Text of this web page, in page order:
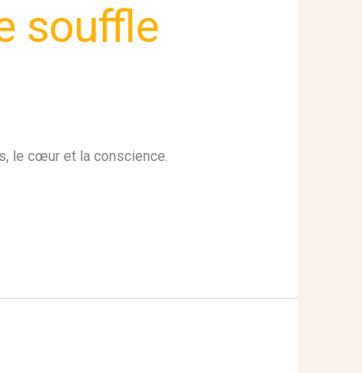
souffle
le cœur et la conscience.